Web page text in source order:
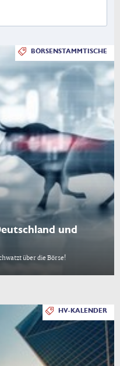
BÖRSENSTAMMTISCHE
und
über die Börse!
HV-KALENDER